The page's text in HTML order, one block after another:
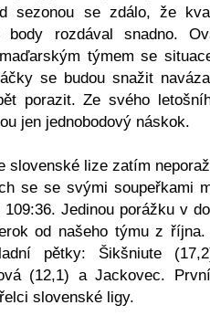
sezonou se zdálo, že
body rozdával snadno.
týmem se
se budou snažit
porazit. Ze svého
jen jednobodový náskok.
slovenské lize zatím
se se svými soupeřkami
Jedinou porážku v
od našeho týmu z
pětky: Šikšniute
(12,1) a Jackovec.
slovenské ligy.